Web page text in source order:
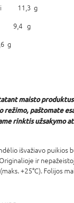
11,3 g
9,4 g
g
maisto
režimo, paštomate
rinktis užsakymo
išvažiavo puikios
ir
+25°C). Folijos